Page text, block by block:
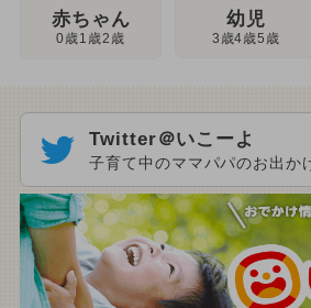
赤ちゃん
0歳1歳2歳
幼児
3歳4歳5歳
Twitter＠いこーよ
子育て中のママパパのお出か